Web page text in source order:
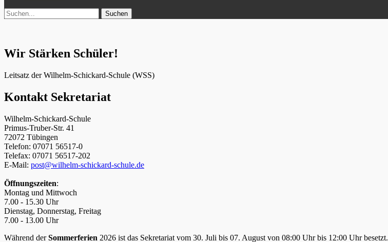
Suchen
nach:
Wir Stärken Schüler!
Leitsatz der Wilhelm-Schickard-Schule (WSS)
Kontakt Sekretariat
Wilhelm-Schickard-Schule
Primus-Truber-Str. 41
72072 Tübingen
Telefon: 07071 56517-0
Telefax: 07071 56517-202
E-Mail: post@wilhelm-schickard-schule.de
Öffnungszeiten:
Montag und Mittwoch
7.00 - 15.30 Uhr
Dienstag, Donnerstag, Freitag
7.00 - 13.00 Uhr
Während derSommerferien 2026 ist das Sekretariat vom 30. Juli bis 07. August von 08:00 Uhr bis 12:00 Uhr besetzt.